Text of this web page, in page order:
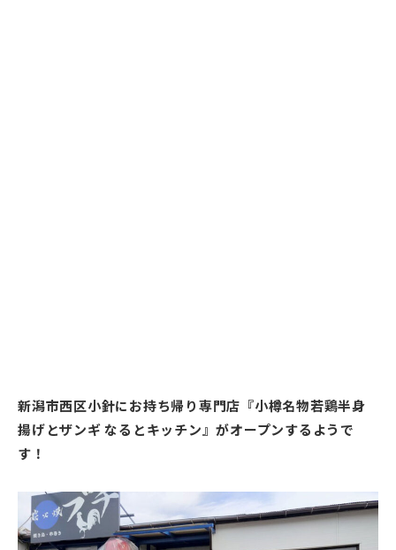
新潟市西区小針にお持ち帰り専門店『小樽名物若鶏半身
揚げとザンギ なるとキッチン』がオープンするようで
す！